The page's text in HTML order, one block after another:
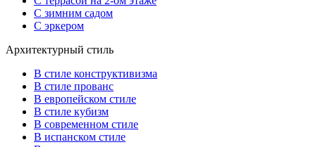
С зимним садом
С эркером
Архитектурный стиль
В стиле конструктивизма
В стиле прованс
В европейском стиле
В стиле кубизм
В современном стиле
В испанском стиле